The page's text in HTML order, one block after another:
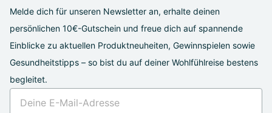
Melde dich für unseren Newsletter an, erhalte deinen
persönlichen 10€-Gutschein und freue dich auf spannende
Einblicke zu aktuellen Produktneuheiten, Gewinnspielen sowie
Gesundheitstipps – so bist du auf deiner Wohlfühlreise bestens
begleitet.